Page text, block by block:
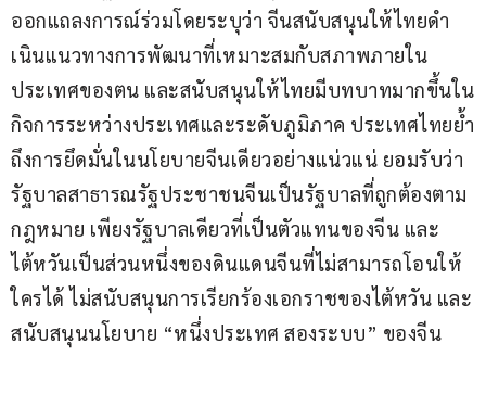
ออกแถลงการณ์ร่วมโดยระบุว่า จีนสนับสนุนให้ไทยดำ
เนินแนวทางการพัฒนาที่เหมาะสมกับสภาพภายใน
ประเทศของตน และสนับสนุนให้ไทยมีบทบาทมากขึ้นใน
กิจการระหว่างประเทศและระดับภูมิภาค ประเทศไทยย้ำ
ถึงการยึดมั่นในนโยบายจีนเดียวอย่างแน่วแน่ ยอมรับว่า
รัฐบาลสาธารณรัฐประชาชนจีนเป็นรัฐบาลที่ถูกต้องตาม
กฎหมาย เพียงรัฐบาลเดียวที่เป็นตัวแทนของจีน และ
ไต้หวันเป็นส่วนหนึ่งของดินแดนจีนที่ไม่สามารถโอนให้
ใครได้ ไม่สนับสนุนการเรียกร้องเอกราชของไต้หวัน และ
สนับสนุนนโยบาย “หนึ่งประเทศ สองระบบ” ของจีน